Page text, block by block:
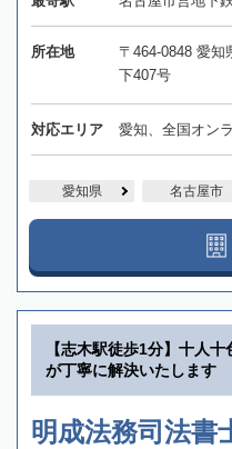
所在地
〒464-0848 愛知
下407号
対応エリア 愛知、全国オン
愛知県 名古屋市
【志木駅徒歩1分】十人
が丁寧に解決いたします
明成法務司法書